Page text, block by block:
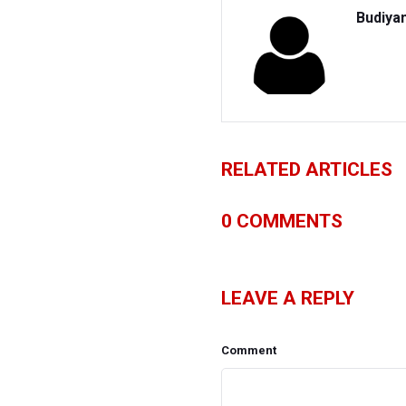
RELATED ARTICLES
0 COMMENTS
LEAVE A REPLY
Comment